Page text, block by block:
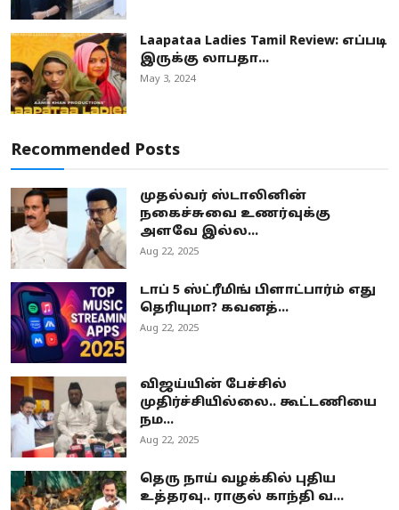
Laapataa Ladies Tamil Review: எப்படி
இருக்கு லாபதா...
May 3, 2024
Recommended Posts
முதல்வர் ஸ்டாலினின்
நகைச்சுவை உணர்வுக்கு
அளவே இல்ல...
Aug 22, 2025
டாப் 5 ஸ்ட்ரீமிங் பிளாட்பார்ம் எது
தெரியுமா? கவனத்...
Aug 22, 2025
விஜய்யின் பேச்சில்
முதிர்ச்சியில்லை.. கூட்டணியை
நம...
Aug 22, 2025
தெரு நாய் வழக்கில் புதிய
உத்தரவு.. ராகுல் காந்தி வ...